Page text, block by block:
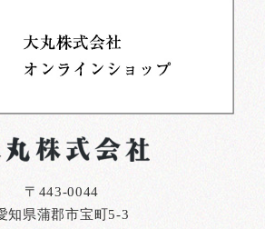
〒443-0044
知県蒲郡市宝町5-3